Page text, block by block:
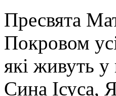
Пресвята
Покровом
які живуть у
Сина Ісуса,